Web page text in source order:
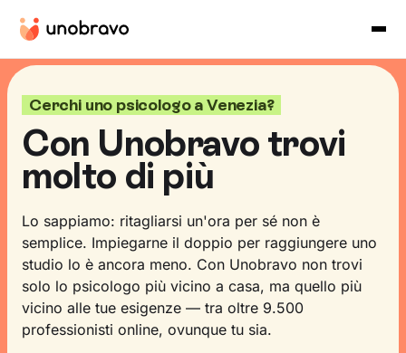
Cerchi uno psicologo a Venezia?
Con Unobravo trovi
molto di più
Lo sappiamo: ritagliarsi un'ora per sé non è
semplice. Impiegarne il doppio per raggiungere uno
studio lo è ancora meno. Con Unobravo non trovi
solo lo psicologo più vicino a casa, ma quello più
vicino alle tue esigenze — tra oltre 9.500
professionisti online, ovunque tu sia.